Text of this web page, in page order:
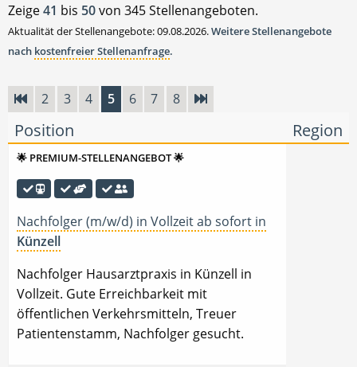
Zeige41 bis 50von 345 Stellenangeboten.
Aktualität der Stellenangebote: 09.08.2026.Weitere Stellenangebote
nach kostenfreier Stellenanfrage.
2 3 4 5 6 7 8
Position Region
🌟 PREMIUM-STELLENANGEBOT 🌟
Nachfolger (m/w/d) in Vollzeit ab sofort in
Künzell
Nachfolger Hausarztpraxis in Künzell in
Vollzeit. Gute Erreichbarkeit mit
öffentlichen Verkehrsmitteln, Treuer
Patientenstamm, Nachfolger gesucht.